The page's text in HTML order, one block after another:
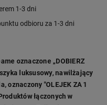
1-3 dni
odbioru za 1-3 dni
oznaczone „DOBIERZ
luksusowy, nawilżający
oznaczony "OLEJEK ZA 1
łączonych w